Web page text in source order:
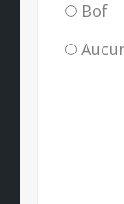
Bof